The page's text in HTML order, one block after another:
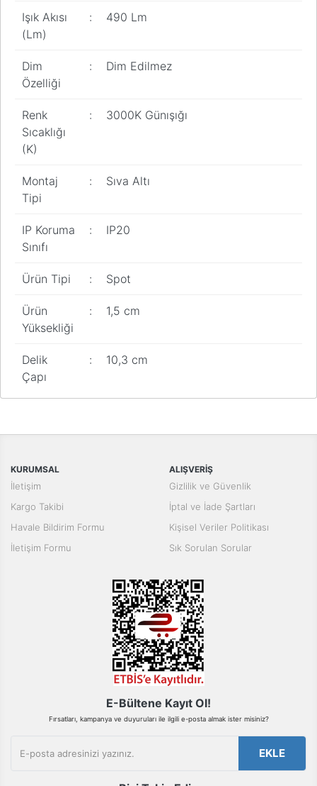
Işık Akısı
(Lm)
: 490 Lm
Dim
Özelliği
: Dim Edilmez
Renk
Sıcaklığı
(K)
: 3000K Günışığı
Montaj
Tipi
: Sıva Altı
IP Koruma
Sınıfı
: IP20
Ürün Tipi : Spot
Ürün
Yüksekliği
: 1,5 cm
Delik
Çapı
: 10,3 cm
Yorum Yaz
Bu ürünün fiyat bilgisi, resim, ürün açıklamalarında ve diğer
Ürün resmi kalitesiz, bozuk veya görüntülenemiyor.
Ürün fiyatı diğer sitelerden daha pahalı.
Bu ürüne benzer farklı alternatifler olmalı.
Gönder
KURUMSAL
İletişim
Kargo Takibi
Havale Bildirim Formu
İletişim Formu
ALIŞVERİŞ
Gizlilik ve Güvenlik
İptal ve İade Şartları
Kişisel Veriler Politikası
Sık Sorulan Sorular
E-Bültene Kayıt Ol!
Fırsatları, kampanya ve duyuruları ile ilgili e-posta almak ister misiniz?
EKLE